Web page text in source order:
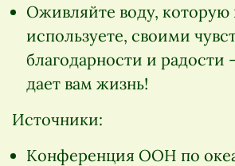
Оживляйте воду, которую
используете, своими
благодарности и радости
дает вам жизнь!
Источники:
Конференция ООН по